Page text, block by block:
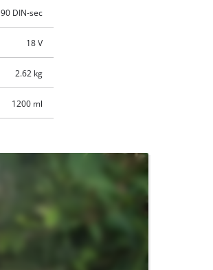
90 DIN-sec
18 V
2.62 kg
1200 ml